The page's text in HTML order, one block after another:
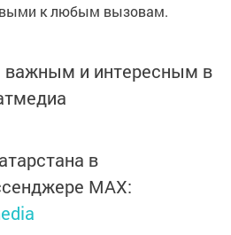
к любым вызовам.
и интересным в
в
MАХ: